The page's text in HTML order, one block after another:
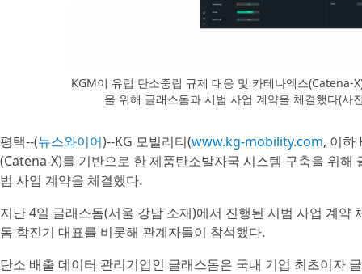
KGM이 유럽 탄소중립 규제 대응 및 카테나엑스(Catena-
을 위해 글래스돔과 시범 사업 계약을 체결했다(사
평택--(뉴스와이어)--KG 모빌리티(www.kg-mobility.com, 이하
(Catena-X)를 기반으로 한 제품탄소발자국 시스템 구축을 위해
범 사업 계약을 체결했다.
지난 4일 글래스돔(서울 강남 소재)에서 진행된 시범 사업 계
돔 함진기 대표를 비롯해 관계자들이 참석했다.
탄소 배출 데이터 관리기업인 글래스돔은 국내 기업 최초이자